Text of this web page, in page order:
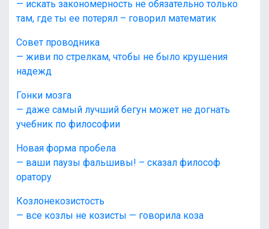
— искать закономерность не обязательно только
там, где ты ее потерял – говорил математик
Совет проводника
— живи по стрелкам, чтобы не было крушения
надежд
Гонки мозга
— даже самый лучший бегун может не догнать
учебник по философии
Новая форма пробела
— ваши паузы фальшивы! – сказал философ
оратору
Козлонекозистость
— все козлы не козисты — говорила коза